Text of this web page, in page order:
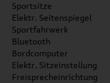
Sportsitze
Elektr. Seitenspiegel
Sportfahrwerk
Bluetooth
Bordcomputer
Elektr. Sitzeinstellung
Freisprecheinrichtung